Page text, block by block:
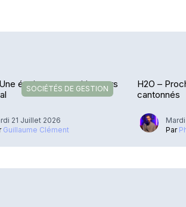
SOCIÉTÉS DE GESTION
équipe en transition vers
21 Juillet 2026
Guillaume Clément
H2O –
cantonnés
Par